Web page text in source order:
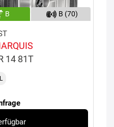
B B (70)
14 81T